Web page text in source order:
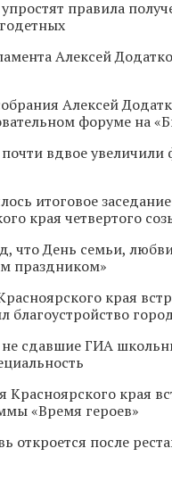
правила
Алексей
Алексей
форуме на
вдвое
итоговое
края четвертого
что День семьи,
праздником»
края
благоустройство
сдавшие ГИА
Красноярского края
«Время героев»
откроется после